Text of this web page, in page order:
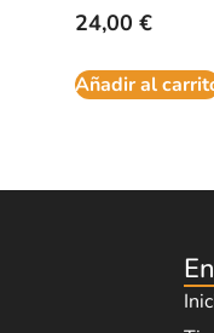
24,00 €
Añadir al